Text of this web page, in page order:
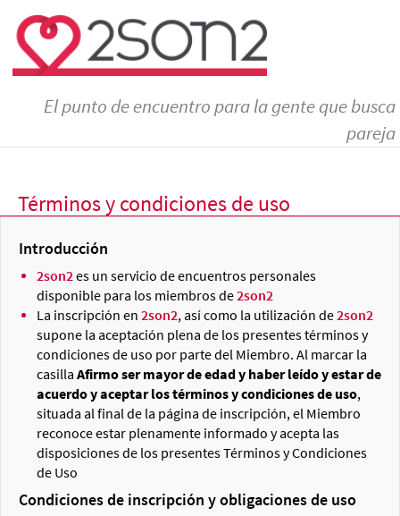
El punto de encuentro para la gente que busca
pareja
Términos y condiciones de uso
Introducción
2son2 es un servicio de encuentros personales
disponible para los miembros de2son2
La inscripción en 2son2, así como la utilización de2son2
supone la aceptación plena de los presentes términos y
condiciones de uso por parte del Miembro. Al marcar la
casilla Afirmo ser mayor de edad y haber leído y estar de
acuerdo y aceptar los términos y condiciones de uso,
situada al final de la página de inscripción, el Miembro
reconoce estar plenamente informado y acepta las
disposiciones de los presentes Términos y Condiciones
de Uso
Condiciones de inscripción y obligaciones de uso